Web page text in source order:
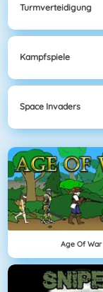
Turmverteidigung
Kampfspiele
Space Invaders
Age Of War